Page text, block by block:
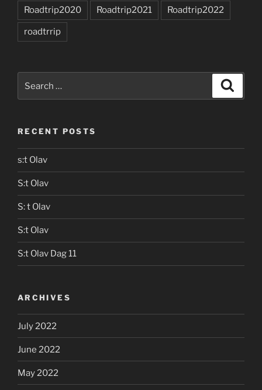
Roadtrip2020 Roadtrip2021 Roadtrip2022
roadtrrip
for:
RECENT POSTS
s:t Olav
S:t Olav
S: t Olav
S:t Olav
S:t Olav Dag 11
ARCHIVES
July 2022
June 2022
May 2022